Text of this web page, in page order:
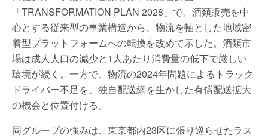
「TRANSFORMATION PLAN 2028」で、酒類販売を中
心とする従来型の事業構造から、物流を軸とした地域密
着型プラットフォームへの転換を改めて示した。酒類市
場は成人人口の減少と1人あたり消費量の低下で厳しい
環境が続く。一方で、物流の2024年問題によるトラック
ドライバー不足を、独自配送網を生かした有償配送拡大
の機会と位置付ける。
同グループの強みは、東京都内23区に張り巡らせたラス